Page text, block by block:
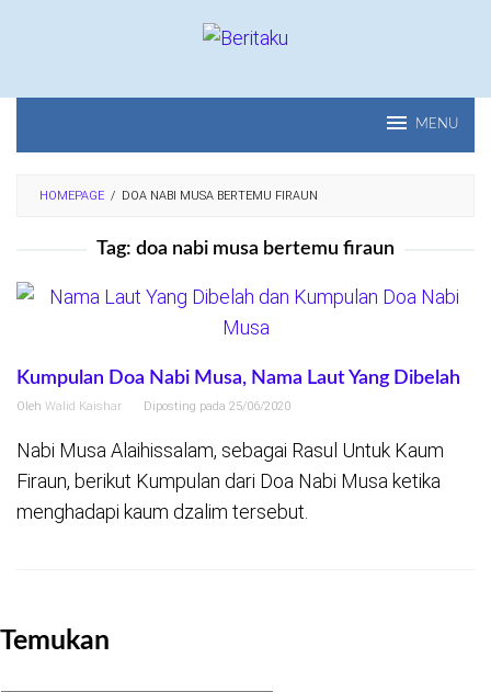
MENU
HOMEPAGE / DOA NABI MUSA BERTEMU FIRAUN
Tag: doa nabi musa bertemu firaun
Kumpulan Doa Nabi Musa, Nama Laut Yang Dibelah
Oleh Walid Kaishar Diposting pada 25/06/2020
Nabi Musa Alaihissalam, sebagai Rasul Untuk Kaum
Firaun, berikut Kumpulan dari Doa Nabi Musa ketika
menghadapi kaum dzalim tersebut.
Temukan